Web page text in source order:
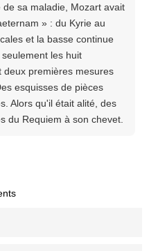
sa maladie, Mozart avait
» : du Kyrie au
et la basse continue
les huit
deux premières mesures
esquisses de pièces
Alors qu'il était alité, des
du Requiem à son chevet.